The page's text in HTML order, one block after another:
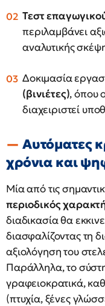
Τεστ
περιλαμβάνει
αναλυτικής
Δοκιμασία
(βινιέτες), όπου
διαχειριστεί
Αυτόματες
χρόνια και
Μία από τις
περιοδικός
διαδικασία θα
διασφαλίζοντας τη
αξιολόγηση του
Παράλληλα, το
γραφειοκρατικά,
(πτυχία, ξένες